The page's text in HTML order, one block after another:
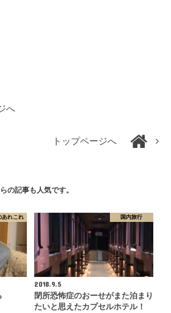
へ
トップページへ
の記事も人気です。
あれこれ 国内旅行
2018.9.5
閉所恐怖症のおーせがまた泊まり
たいと思えたカプセルホテル！